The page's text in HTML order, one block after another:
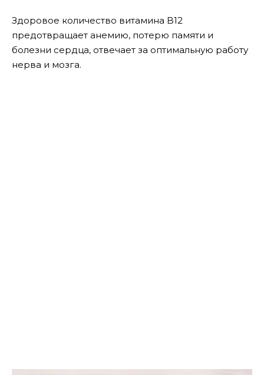
Здоровое количество витамина B12
предотвращает анемию, потерю памяти и
болезни сердца, отвечает за оптимальную работу
нерва и мозга.